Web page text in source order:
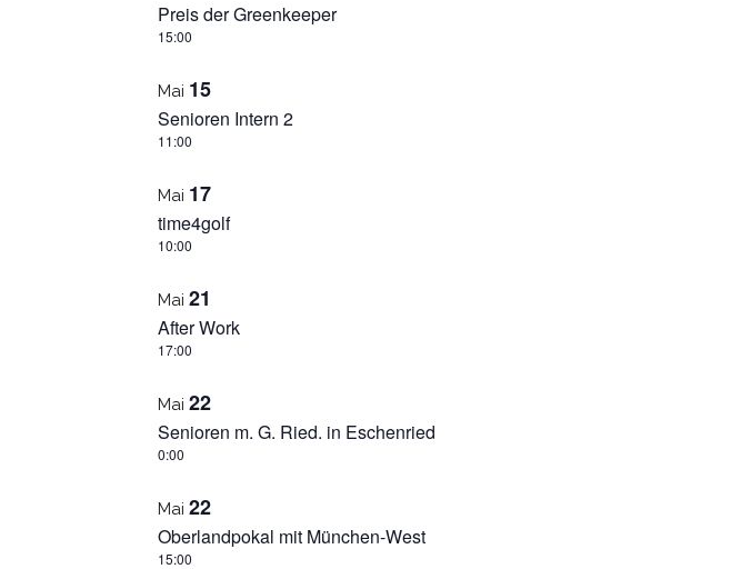
Preis der Greenkeeper
15:00
Mai 15
Senioren Intern 2
11:00
Mai 17
time4golf
10:00
Mai 21
After Work
17:00
Mai 22
Senioren m. G. Ried. in Eschenried
0:00
Mai 22
Oberlandpokal mit München-West
15:00